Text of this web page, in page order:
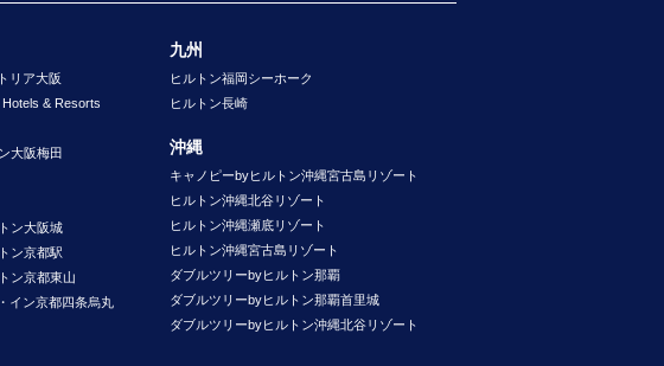
リア大阪
& Resorts
大阪梅田
ン大阪城
ン京都駅
ン京都東山
イン京都四条烏丸
九州
ヒルトン福岡シーホーク
ヒルトン長崎
沖縄
キャノピーbyヒルトン沖縄宮古島リゾート
ヒルトン沖縄北谷リゾート
ヒルトン沖縄瀬底リゾート
ヒルトン沖縄宮古島リゾート
ダブルツリーbyヒルトン那覇
ダブルツリーbyヒルトン那覇首里城
ダブルツリーbyヒルトン沖縄北谷リゾート